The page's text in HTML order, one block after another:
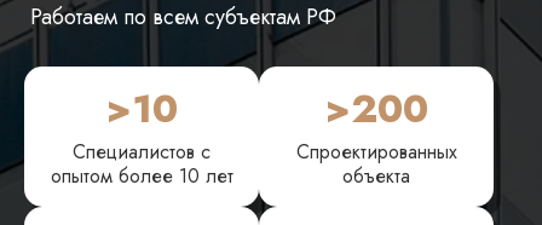
Работаем по всем субъектам РФ
>10
Специалистов с
опытом более 10 лет
>200
Спроектированных
объекта